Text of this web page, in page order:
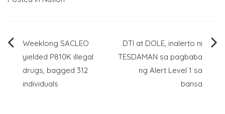
Post
navigation
Weeklong SACLEO
yielded P810K illegal
drugs, bagged 312
individuals
DTI at DOLE, inalerto ni
TESDAMAN sa pagbaba
ng Alert Level 1 sa
bansa